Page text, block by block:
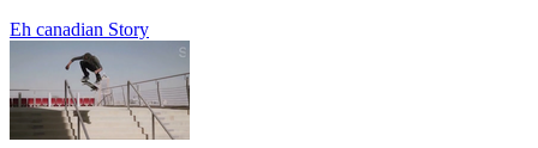
Eh canadian Story